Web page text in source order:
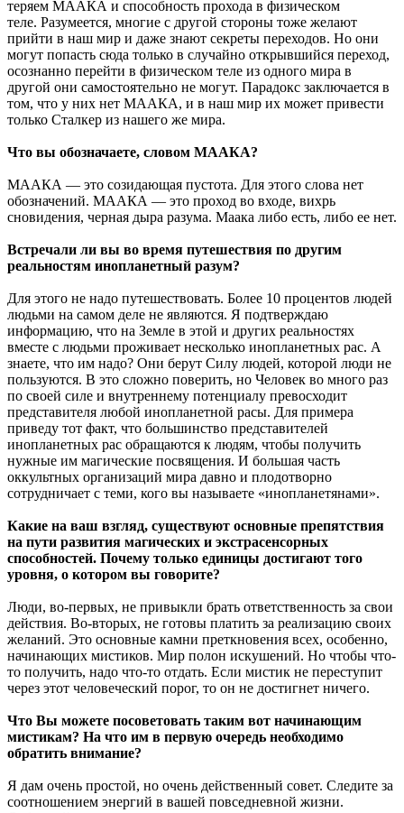
теряем МААКА и способность прохода в физическом
теле. Разумеется, многие с другой стороны тоже желают
прийти в наш мир и даже знают секреты переходов. Но они
могут попасть сюда только в случайно открывшийся переход,
осознанно перейти в физическом теле из одного мира в
другой они самостоятельно не могут. Парадокс заключается в
том, что у них нет МААКА, и в наш мир их может привести
только Сталкер из нашего же мира.
Что вы обозначаете, словом МААКА?
МААКА — это созидающая пустота. Для этого слова нет
обозначений. МААКА — это проход во входе, вихрь
сновидения, черная дыра разума. Маака либо есть, либо ее нет.
Встречали ли вы во время путешествия по другим
реальностям инопланетный разум?
Для этого не надо путешествовать. Более 10 процентов людей
людьми на самом деле не являются. Я подтверждаю
информацию, что на Земле в этой и других реальностях
вместе с людьми проживает несколько инопланетных рас. А
знаете, что им надо? Они берут Силу людей, которой люди не
пользуются. В это сложно поверить, но Человек во много раз
по своей силе и внутреннему потенциалу превосходит
представителя любой инопланетной расы. Для примера
приведу тот факт, что большинство представителей
инопланетных рас обращаются к людям, чтобы получить
нужные им магические посвящения. И большая часть
оккультных организаций мира давно и плодотворно
сотрудничает с теми, кого вы называете «инопланетянами».
Какие на ваш взгляд, существуют основные препятствия
на пути развития магических и экстрасенсорных
способностей. Почему только единицы достигают того
уровня, о котором вы говорите?
Люди, во-первых, не привыкли брать ответственность за свои
действия. Во-вторых, не готовы платить за реализацию своих
желаний. Это основные камни преткновения всех, особенно,
начинающих мистиков. Мир полон искушений. Но чтобы что-
то получить, надо что-то отдать. Если мистик не переступит
через этот человеческий порог, то он не достигнет ничего.
Что Вы можете посоветовать таким вот начинающим
мистикам? На что им в первую очередь необходимо
обратить внимание?
Я дам очень простой, но очень действенный совет. Следите за
соотношением энергий в вашей повседневной жизни.